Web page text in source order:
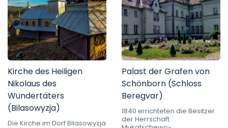
Kirche des Heiligen
Nikolaus des
Wundertäters
(Bilasowyzja)
Die Kirche im Dorf Bilasowyzja
Palast der Grafen von
Schönborn (Schloss
Beregvar)
1840 errichteten die Besitzer
der Herrschaft